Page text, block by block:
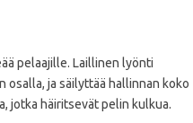
pelaajille. Laillinen lyönti
osalla, ja säilyttää hallinnan koko
jotka häiritsevät pelin kulkua.